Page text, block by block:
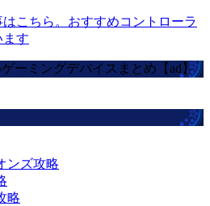
こちら。おすすめコントローラ
ます
ーミングデバイスまとめ【ad】
ンズ攻略
略